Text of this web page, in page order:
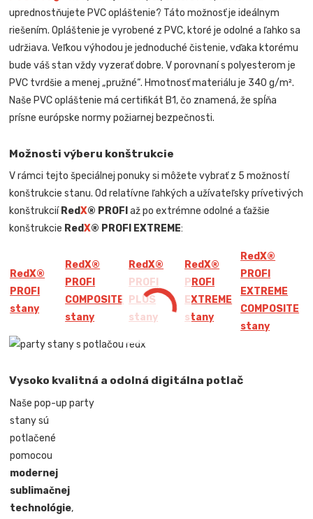
uprednostňujete PVC opláštenie? Táto možnosť je ideálnym
riešením. Opláštenie je vyrobené z PVC, ktoré je odolné a ľahko sa
udržiava. Veľkou výhodou je jednoduché čistenie, vďaka ktorému
bude váš stan vždy vyzerať dobre. V porovnaní s polyesterom je
PVC tvrdšie a menej „pružné“. Hmotnosť materiálu je 340 g/m².
Naše PVC opláštenie má certifikát B1, čo znamená, že spĺňa
prísne európske normy požiarnej bezpečnosti.
Možnosti výberu konštrukcie
V rámci tejto špeciálnej ponuky si môžete vybrať z 5 možností
konštrukcie stanu. Od relatívne ľahkých a užívateľsky prívetivých
konštrukcií RedX® PROFI až po extrémne odolné a ťažšie
konštrukcie RedX® PROFI EXTREME:
RedX®
PROFI
stany
RedX®
PROFI
COMPOSITE
stany
RedX®
PROFI
PLUS
stany
RedX®
PROFI
EXTREME
stany
RedX®
PROFI
EXTREME
COMPOSITE
stany
Vysoko kvalitná a odolná digitálna potlač
Naše pop-up party
stany sú
potlačené
pomocou
modernej
sublimačnej
technológie,